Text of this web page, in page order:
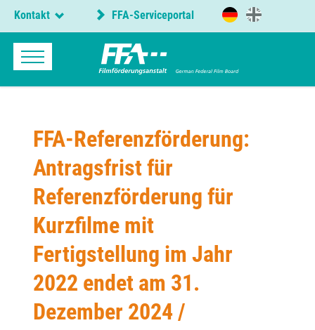
Kontakt FFA-Serviceportal
FFA-Referenzförderung:
Antragsfrist für
Referenzförderung für
Kurzfilme mit
Fertigstellung im Jahr
2022 endet am 31.
Dezember 2024 /